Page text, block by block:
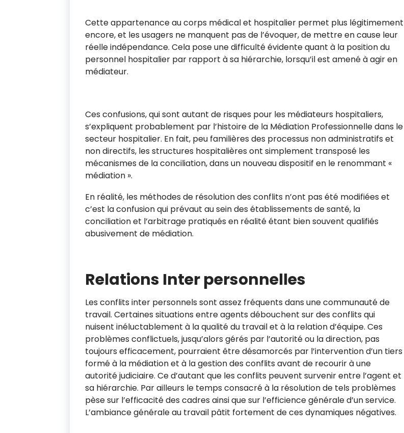
Cette appartenance au corps médical et hospitalier permet plus légitimement
encore, et les usagers ne manquent pas de l’évoquer, de mettre en cause leur
réelle indépendance. Cela pose une difficulté évidente quant à la position du
personnel hospitalier par rapport à sa hiérarchie, lorsqu’il est amené à agir en
médiateur.
Ces confusions, qui sont autant de risques pour les médiateurs hospitaliers,
s’expliquent probablement par l’histoire de la Médiation Professionnelle dans le
secteur hospitalier. En fait, peu familières des processus non administratifs et
non directifs, les structures hospitalières ont simplement transposé les
mécanismes de la conciliation, dans un nouveau dispositif en le renommant «
médiation ».
En réalité, les méthodes de résolution des conflits n’ont pas été modifiées et
c’est la confusion qui prévaut au sein des établissements de santé, la
conciliation et l’arbitrage pratiqués en réalité étant bien souvent qualifiés
abusivement de médiation.
Relations Inter personnelles
Les conflits inter personnels sont assez fréquents dans une communauté de
travail. Certaines situations entre agents débouchent sur des conflits qui
nuisent inéluctablement à la qualité du travail et à la relation d’équipe. Ces
problèmes conflictuels, jusqu’alors gérés par l’autorité ou la direction, pas
toujours efficacement, pourraient être désamorcés par l’intervention d’un tiers
formé à la médiation et à la gestion des conflits avant de recourir à une
autorité judiciaire. Ce d’autant que les conflits peuvent survenir entre l’agent et
sa hiérarchie. Par ailleurs le temps consacré à la résolution de tels problèmes
pèse sur l’efficacité des cadres ainsi que sur l’efficience générale d’un service.
L’ambiance générale au travail pâtit fortement de ces dynamiques négatives.
Newsletter De RI
MA CONSEILS ET S
ERVICES